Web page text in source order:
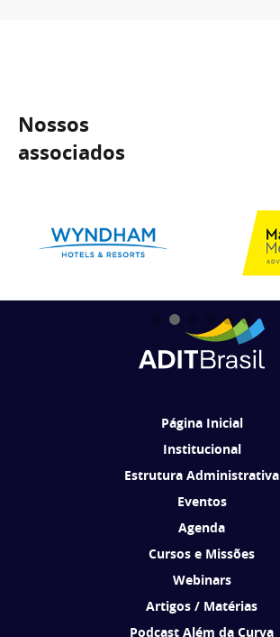
Nossos
associados
Página Inicial
Institucional
Estrutura Administrativa
Eventos
Agenda
Cursos e Missões
Webinars
Artigos / Matérias
Podcast Além da Curva